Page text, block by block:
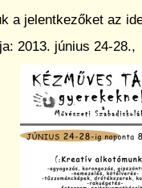
a jelentkezőket az
2013. június 24-